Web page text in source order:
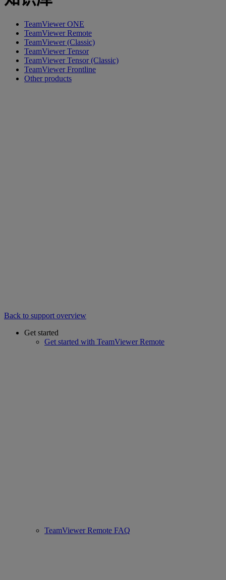
TeamViewer ONE
TeamViewer Remote
TeamViewer (Classic)
TeamViewer Tensor
TeamViewer Tensor (Classic)
TeamViewer Frontline
Other products
Back to support overview
Get started
Get started with TeamViewer Remote
TeamViewer Remote FAQ